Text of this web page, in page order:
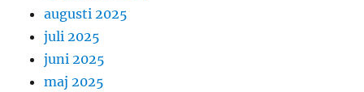
augusti 2025
juli 2025
juni 2025
maj 2025